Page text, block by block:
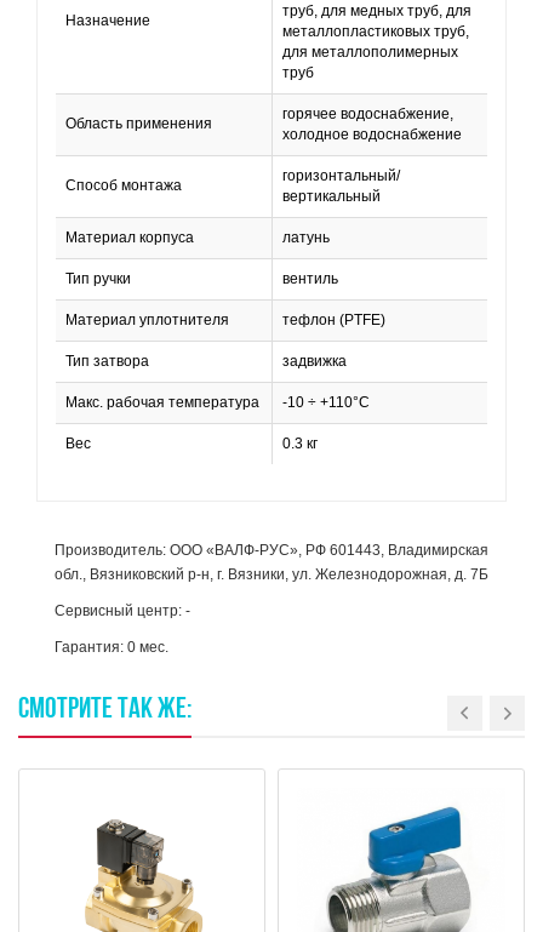
Назначение
труб, для медных труб, для
металлопластиковых труб,
для металлополимерных
труб
Область применения
горячее водоснабжение,
холодное водоснабжение
Способ монтажа
горизонтальный/
вертикальный
Материал корпуса латунь
Тип ручки вентиль
Материал уплотнителя тефлон (PTFE)
Тип затвора задвижка
Макс. рабочая температура -10 ÷ +110°С
Вес 0.3 кг
Производитель: ООО «ВАЛФ-РУС», РФ 601443, Владимирская
обл., Вязниковский р-н, г. Вязники, ул. Железнодорожная, д. 7Б
Сервисный центр: -
Гарантия: 0 мес.
СМОТРИТЕ ТАКЖЕ: